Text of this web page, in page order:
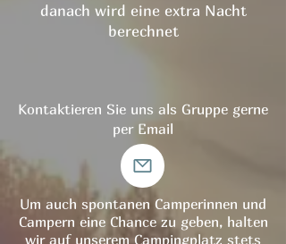
danach wird eine extra Nacht
berechnet
Kontaktieren Sie uns als Gruppe gerne
per Email
​Um auch spontanen Camperinnen und
Campern eine Chance zu geben, halten
wir auf unserem Campingplatz stets